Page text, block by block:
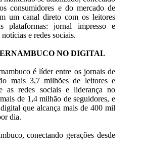
consumidores e do mercado de
um canal direto com os leitores
plataformas: jornal impresso e
e redes sociais.
NO DIGITAL
é líder entre os jornais de
mais 3,7 milhões de leitores e
as redes sociais e liderança no
de 1,4 milhão de seguidores, e
que alcança mais de 400 mil
dia.
conectando gerações desde